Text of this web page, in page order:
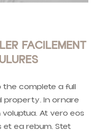
FACILEMENT
the complete a full
property. In ornare
At vero eos
ea rebum. Stet